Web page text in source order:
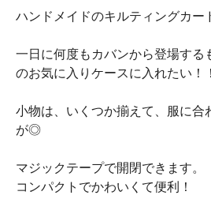
ハンドメイドのキルティングカー
一日に何度もカバンから登場する
のお気に入りケースに入れたい！！
小物は、いくつか揃えて、服に合
が◎
マジックテープで開閉できます。
コンパクトでかわいくて便利！